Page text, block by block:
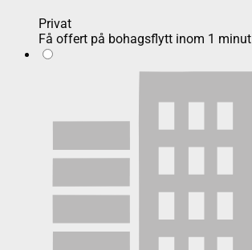
Privat
Få offert på bohagsflytt inom 1 minut